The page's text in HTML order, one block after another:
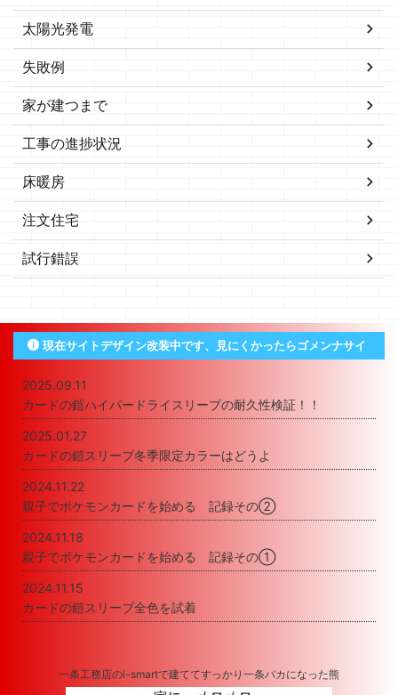
太陽光発電
失敗例
家が建つまで
工事の進捗状況
床暖房
注文住宅
試行錯誤
現在サイトデザイン改装中です、見にくかったらゴメンナサイ
2025.09.11
カードの鎧ハイパードライスリーブの耐久性検証！！
2025.01.27
カードの鎧スリーブ冬季限定カラーはどうよ
2024.11.22
親子でポケモンカードを始める 記録その②
2024.11.18
親子でポケモンカードを始める 記録その①
2024.11.15
カードの鎧スリーブ全色を試着
一条工務店のi-smartで建ててすっかり一条バカになった熊